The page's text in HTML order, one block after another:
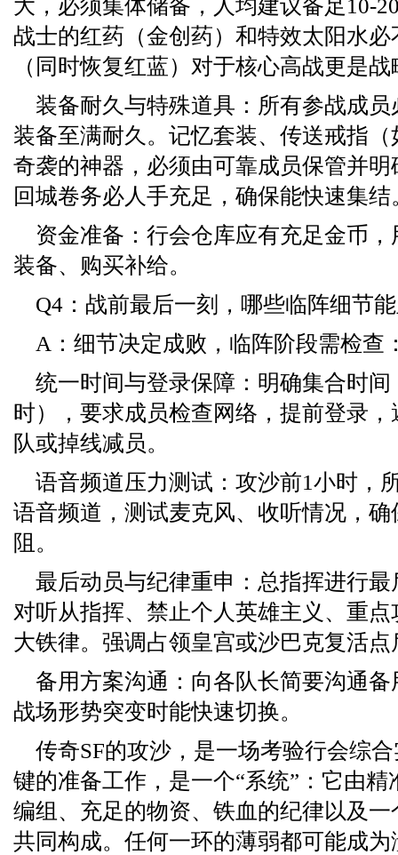
大，必须集体储备，人均建议备足10-
战士的红药（金创药）和特效太阳水
（同时恢复红蓝）对于核心高战更是
装备耐久与特殊道具：所有参战成
装备至满耐久。记忆套装、传送戒指
奇袭的神器，必须由可靠成员保管并
回城卷务必人手充足，确保能快速集结
资金准备：行会仓库应有充足金币
装备、购买补给。
Q4：战前最后一刻，哪些临阵细节
A：细节决定成败，临阵阶段需检查
统一时间与登录保障：明确集合时间
时），要求成员检查网络，提前登录
队或掉线减员。
语音频道压力测试：攻沙前1小时，
语音频道，测试麦克风、收听情况，
阻。
最后动员与纪律重申：总指挥进行最
对听从指挥、禁止个人英雄主义、重点
大铁律。强调占领皇宫或沙巴克复活
备用方案沟通：向各队长简要沟通
战场形势突变时能快速切换。
传奇SF的攻沙，是一场考验行会综
键的准备工作，是一个“系统”：它由
编组、充足的物资、铁血的纪律以及
共同构成。任何一环的薄弱都可能成